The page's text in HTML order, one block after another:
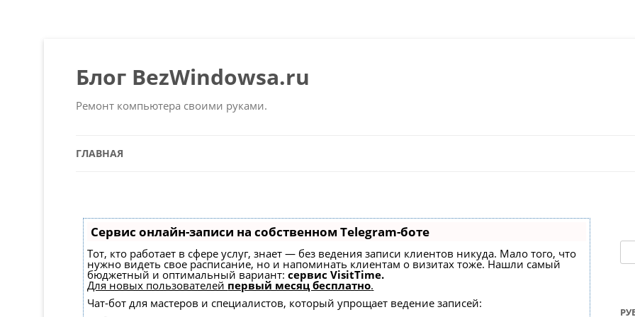
Блог BezWindowsa.ru
Ремонт компьютера своими руками.
ГЛАВНАЯ
Сервис онлайн-записи на собственном Telegram-боте
Тот, кто работает в сфере услуг, знает — без ведения записи клиентов никуда. Мало того, что
нужно видеть свое расписание, но и напоминать клиентам о визитах тоже. Нашли самый
бюджетный и оптимальный вариант:сервис VisitTime.
Для новых пользователей первый месяц бесплатно.
Чат-бот для мастеров и специалистов, который упрощает ведение записей: